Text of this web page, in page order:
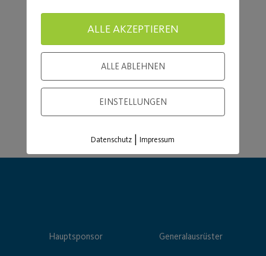
Load More
Hauptsponsor Generalausrüster
ALLE AKZEPTIEREN
ALLE ABLEHNEN
EINSTELLUNGEN
Datenschutz |Impressum